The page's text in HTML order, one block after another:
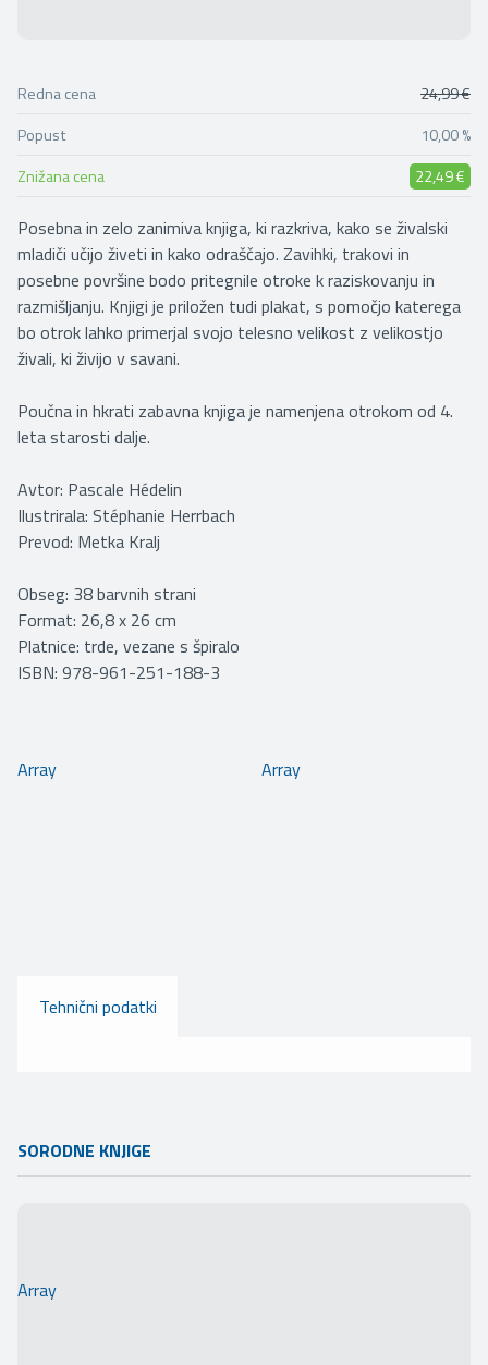
Redna cena
24,99 €
Popust
10,00 %
Znižana cena
22,49 €
Posebna in zelo zanimiva knjiga, ki razkriva, kako se živalski
mladiči učijo živeti in kako odraščajo. Zavihki, trakovi in
posebne površine bodo pritegnile otroke k raziskovanju in
razmišljanju. Knjigi je priložen tudi plakat, s pomočjo katerega
bo otrok lahko primerjal svojo telesno velikost z velikostjo
živali, ki živijo v savani.
Poučna in hkrati zabavna knjiga je namenjena otrokom od 4.
leta starosti dalje.
Avtor: Pascale Hédelin
Ilustrirala: Stéphanie Herrbach
Prevod: Metka Kralj
Obseg: 38 barvnih strani
Format: 26,8 x 26 cm
Platnice: trde, vezane s špiralo
ISBN: 978-961-251-188-3
Array Array
Tehnični podatki
SORODNE KNJIGE
Array